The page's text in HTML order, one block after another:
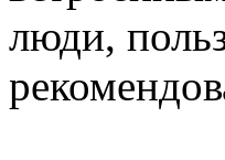
люди,